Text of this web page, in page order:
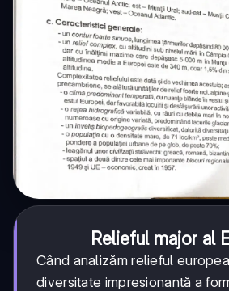
Relieful major al
Când analizăm relieful
diversitate impresionantă a